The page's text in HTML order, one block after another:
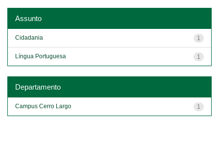
Assunto
1
Cidadania
1
Língua Portuguesa
Departamento
1
Campus Cerro Largo